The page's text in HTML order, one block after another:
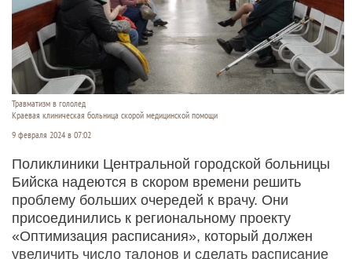
Травматизм в гололед
Краевая клиническая больница скорой медицинской помощи
9 февраля 2024 в 07:02
Поликлиники Центральной городской больницы
Бийска надеются в скором времени решить
проблему больших очередей к врачу. Они
присоединились к региональному проекту
«Оптимизация расписания», который должен
увеличить число талонов и сделать расписание